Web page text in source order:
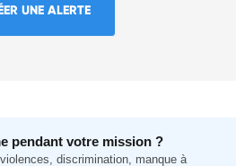
UNE ALERTE
pendant votre mission ?
discrimination, manque à